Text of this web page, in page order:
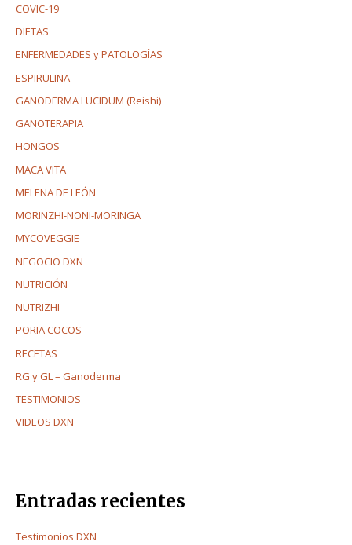
COVIC-19
DIETAS
ENFERMEDADES y PATOLOGÍAS
ESPIRULINA
GANODERMA LUCIDUM (Reishi)
GANOTERAPIA
HONGOS
MACA VITA
MELENA DE LEÓN
MORINZHI-NONI-MORINGA
MYCOVEGGIE
NEGOCIO DXN
NUTRICIÓN
NUTRIZHI
PORIA COCOS
RECETAS
RG y GL – Ganoderma
TESTIMONIOS
VIDEOS DXN
Entradas recientes
Testimonios DXN